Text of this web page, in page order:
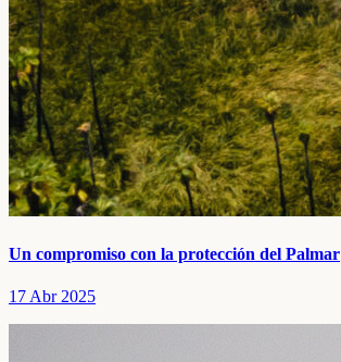
Un compromiso con la protección del Palmar
17 Abr 2025